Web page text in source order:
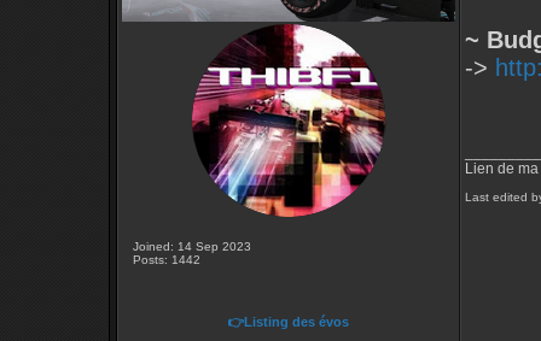
Joined: 14 Sep 2023
Posts: 1442
👉Listing des évos
~
->
Lien de
Last edited